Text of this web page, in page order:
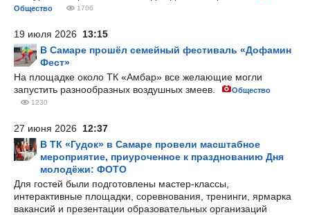
Общество 1706
19 июля 2026 13:15
В Самаре прошёл семейный фестиваль «Дофамин
Фест»
На площадке около ТК «Амбар» все желающие могли
запустить разнообразных воздушных змеев.
Общество
1230
27 июня 2026 12:37
В ТК «Гудок» в Самаре провели масштабное
мероприятие, приуроченное к празднованию Дня
молодёжи: ФОТО
Для гостей были подготовлены мастер-классы,
интерактивные площадки, соревнования, тренинги, ярмарка
вакансий и презентации образовательных организаций